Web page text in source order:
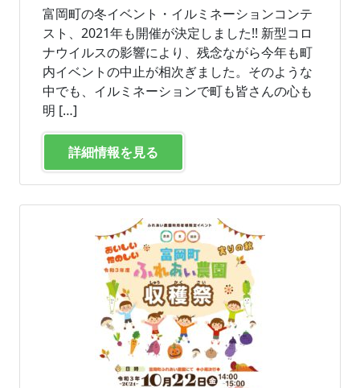
富岡町の冬イベント・イルミネーションコンテ
スト、2021年も開催が決定しました!! 新型コロ
ナウイルスの影響により、残念ながら今年も町
内イベントの中止が相次ぎました。そのような
中でも、イルミネーションで町も皆さんの心も
明 […]
詳細情報を見る